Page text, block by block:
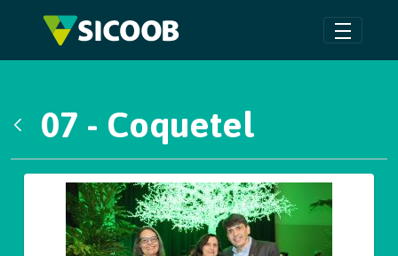
Pular para o Conteúdo principal
07 - Coquetel
Galeria de Mídias